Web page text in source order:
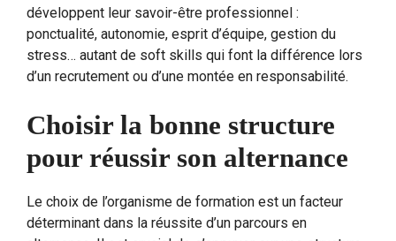
développent leur savoir-être professionnel :
ponctualité, autonomie, esprit d’équipe, gestion du
stress… autant de soft skills qui font la différence lors
d’un recrutement ou d’une montée en responsabilité.
Choisir la bonne structure
pour réussir son alternance
Le choix de l’organisme de formation est un facteur
déterminant dans la réussite d’un parcours en